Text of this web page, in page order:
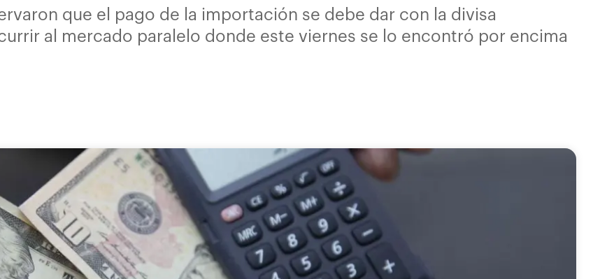
que el pago de la importación se debe dar con la divisa
al mercado paralelo donde este viernes se lo encontró por encima